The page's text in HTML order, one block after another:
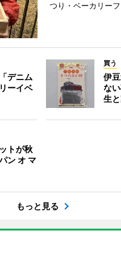
つり・ベーカリーフ
デニム
ーイベ
買う
伊
な
生
トが秋
ン オ マ
もっと見る